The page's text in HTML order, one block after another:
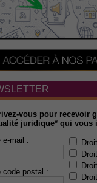
vous pour recevoir
juridique* qui vous
e-mail :
code postal :